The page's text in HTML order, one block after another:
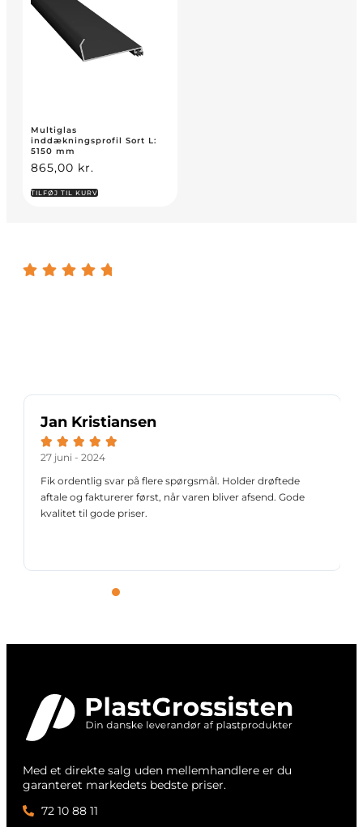
Multiglas
inddækningsprofil Sort L:
5150 mm
865,00 kr.
TILFØJ TIL KURV
Jan Kristiansen
    
27 juni - 2024
Fik ordentlig svar på flere spørgsmål. Holder drøftede
aftale og fakturerer først, når varen bliver afsend. Gode
kvalitet til gode priser.
Med et direkte salg uden mellemhandlere er du
garanteret markedets bedste priser.
72 10 88 11